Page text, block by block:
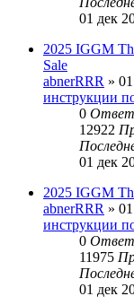
01 дек
2025 IGGM
Sale
abnerRRR »
инструкции
0
12922
01 дек
2025 IGGM
abnerRRR »
инструкции
0
11975
01 дек